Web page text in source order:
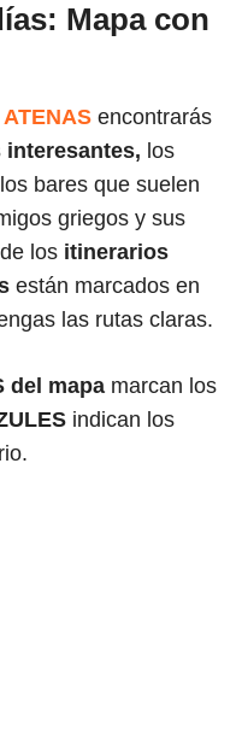
Mapa con
encontrarás
los
bares que suelen
griegos y sus
los itinerarios
están marcados en
las rutas claras.
del mapa marcan los
indican los